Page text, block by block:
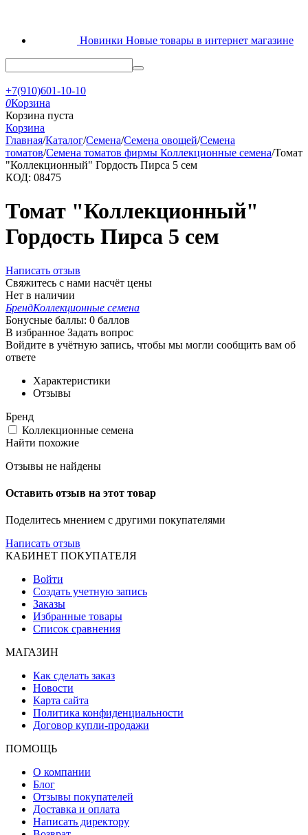
Новинки Новые товары в интернет магазине
+7(910)601-10-10
0Корзина
Корзина пуста
Корзина
Главная/Каталог/Семена/Семена овощей/Семена
томатов/Семена томатов фирмы Коллекционные семена/Томат
"Коллекционный" Гордость Пирса 5 сем
КОД: 08475
Томат "Коллекционный"
Гордость Пирса 5 сем
Написать отзыв
Свяжитесь с нами насчёт цены
Нет в наличии
БрендКоллекционные семена
Бонусные баллы: 0 баллов
В избранное Задать вопрос
Войдите в учётную запись, чтобы мы могли сообщить вам об
ответе
Характеристики
Отзывы
Бренд
Коллекционные семена
Найти похожие
Отзывы не найдены
Оставить отзыв на этот товар
Поделитесь мнением с другими покупателями
Написать отзыв
КАБИНЕТ ПОКУПАТЕЛЯ
Войти
Создать учетную запись
Заказы
Избранные товары
Список сравнения
МАГАЗИН
Как сделать заказ
Новости
Карта сайта
Политика конфиденциальности
Договор купли-продажи
ПОМОЩЬ
О компании
Блог
Отзывы покупателей
Доставка и оплата
Написать директору